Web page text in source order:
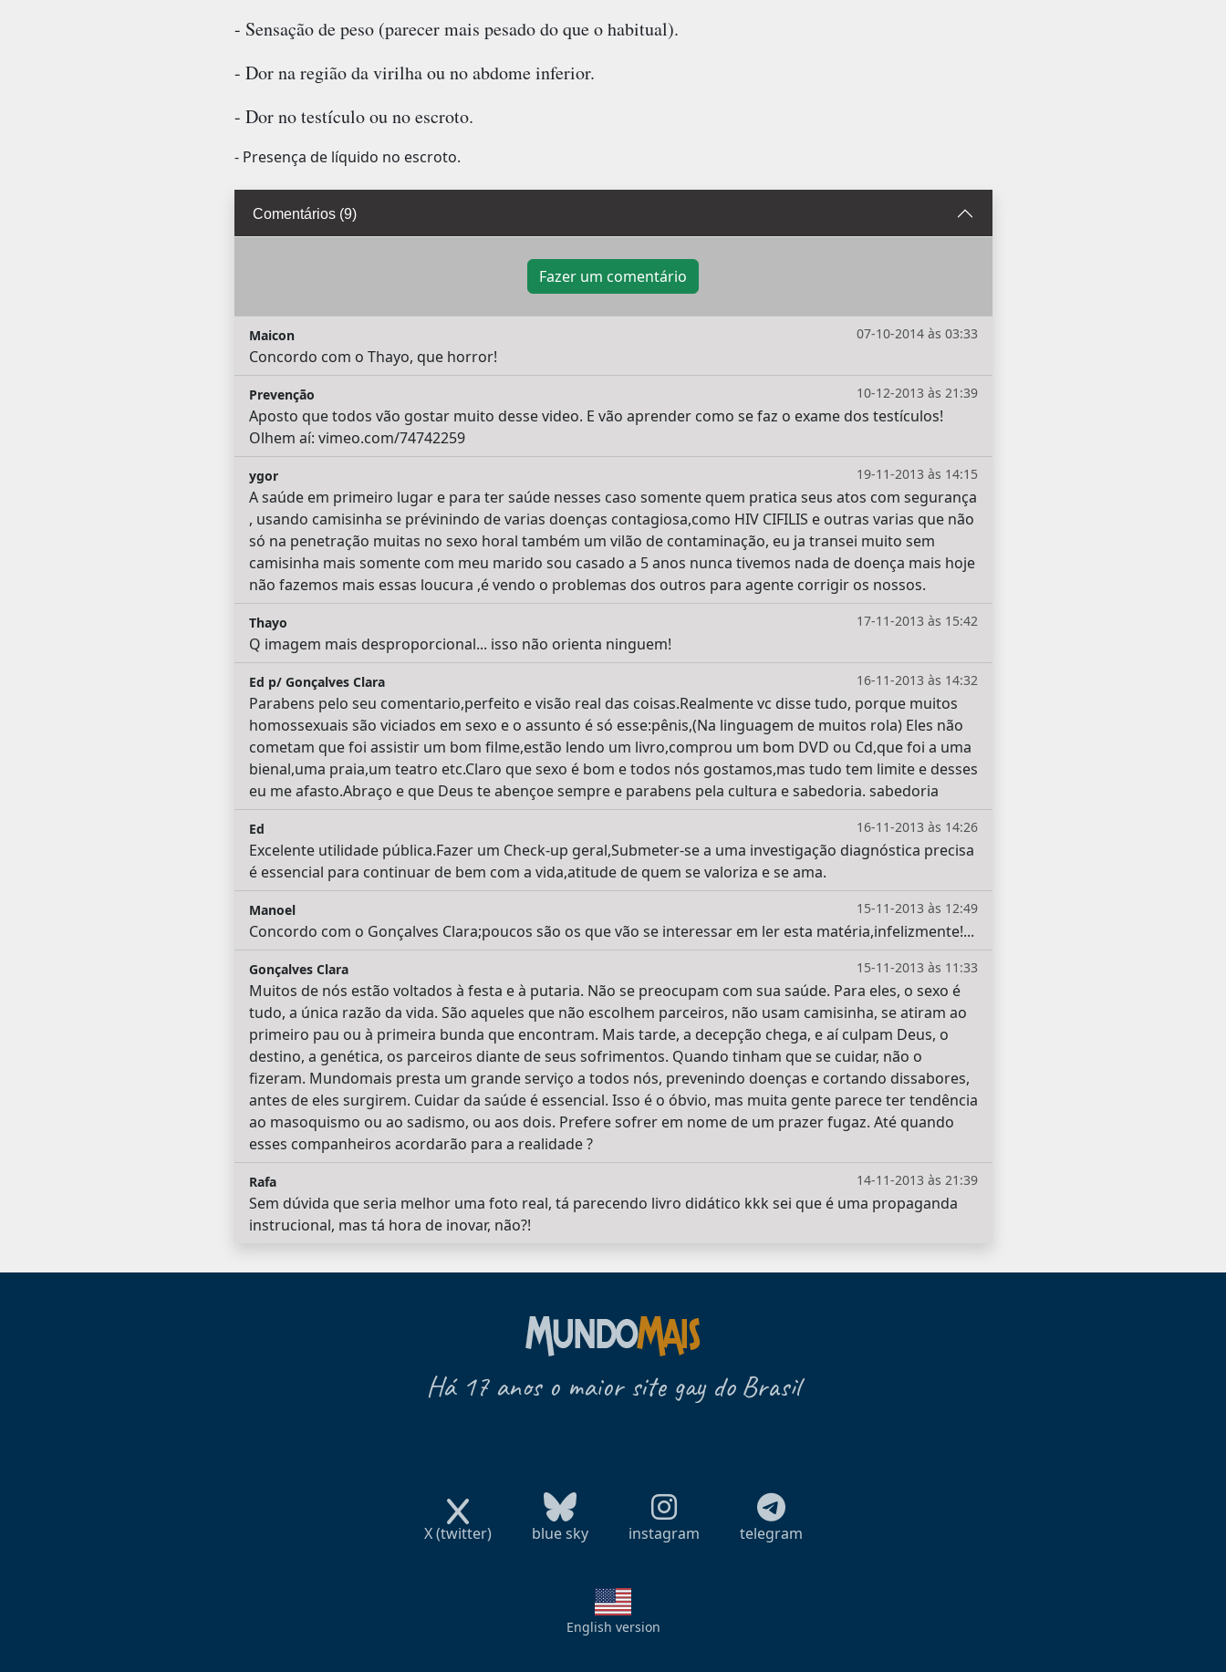
- Sensação de peso (parecer mais pesado do que o habitual).
- Dor na região da virilha ou no abdome inferior.
- Dor no testículo ou no escroto.
- Presença de líquido no escroto.
Comentários (9)
Fazer um comentário
07-10-2014 às 03:33
Maicon
Concordo com o Thayo, que horror!
10-12-2013 às 21:39
Prevenção
Aposto que todos vão gostar muito desse video. E vão aprender como se faz o exame dos testículos!
Olhem aí: vimeo.com/74742259
19-11-2013 às 14:15
ygor
A saúde em primeiro lugar e para ter saúde nesses caso somente quem pratica seus atos com segurança
, usando camisinha se prévinindo de varias doenças contagiosa,como HIV CIFILIS e outras varias que não
só na penetração muitas no sexo horal também um vilão de contaminação, eu ja transei muito sem
camisinha mais somente com meu marido sou casado a 5 anos nunca tivemos nada de doença mais hoje
não fazemos mais essas loucura ,é vendo o problemas dos outros para agente corrigir os nossos.
17-11-2013 às 15:42
Thayo
Q imagem mais desproporcional... isso não orienta ninguem!
16-11-2013 às 14:32
Ed p/ Gonçalves Clara
Parabens pelo seu comentario,perfeito e visão real das coisas.Realmente vc disse tudo, porque muitos
homossexuais são viciados em sexo e o assunto é só esse:pênis,(Na linguagem de muitos rola) Eles não
cometam que foi assistir um bom filme,estão lendo um livro,comprou um bom DVD ou Cd,que foi a uma
bienal,uma praia,um teatro etc.Claro que sexo é bom e todos nós gostamos,mas tudo tem limite e desses
eu me afasto.Abraço e que Deus te abençoe sempre e parabens pela cultura e sabedoria. sabedoria
16-11-2013 às 14:26
Ed
Excelente utilidade pública.Fazer um Check-up geral,Submeter-se a uma investigação diagnóstica precisa
é essencial para continuar de bem com a vida,atitude de quem se valoriza e se ama.
15-11-2013 às 12:49
Manoel
Concordo com o Gonçalves Clara;poucos são os que vão se interessar em ler esta matéria,infelizmente!...
15-11-2013 às 11:33
Gonçalves Clara
Muitos de nós estão voltados à festa e à putaria. Não se preocupam com sua saúde. Para eles, o sexo é
tudo, a única razão da vida. São aqueles que não escolhem parceiros, não usam camisinha, se atiram ao
primeiro pau ou à primeira bunda que encontram. Mais tarde, a decepção chega, e aí culpam Deus, o
destino, a genética, os parceiros diante de seus sofrimentos. Quando tinham que se cuidar, não o
fizeram. Mundomais presta um grande serviço a todos nós, prevenindo doenças e cortando dissabores,
antes de eles surgirem. Cuidar da saúde é essencial. Isso é o óbvio, mas muita gente parece ter tendência
ao masoquismo ou ao sadismo, ou aos dois. Prefere sofrer em nome de um prazer fugaz. Até quando
esses companheiros acordarão para a realidade ?
14-11-2013 às 21:39
Rafa
Sem dúvida que seria melhor uma foto real, tá parecendo livro didático kkk sei que é uma propaganda
instrucional, mas tá hora de inovar, não?!
Há 17 anos o maior site gay do Brasil
X (twitter) blue sky instagram telegram
English version